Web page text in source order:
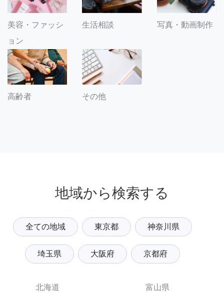
美容・ファッシ
ョン
生活相談 写真・動画制作
高齢者 その他
地域から検索する
全ての地域 東京都 神奈川県
埼玉県 大阪府 京都府
北海道
富山県